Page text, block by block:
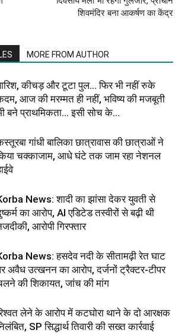
शिवमंदिर बना आकर्षण का केंद्र
MORE FROM AUTHOR
कीचड़ और टूटा पुल… फिर भी नहीं रुके
आज की मरम्मत ही नहीं, भविष्य की मजबूती
बने प्राथमिकता… इसी सोच के...
गांधी बालिका छात्रावास की छात्राओं ने
चक्काजाम, आधे घंटे तक जाम रहा नेशनल
News: शादी का झांसा देकर युवती से
का आरोप, AI एडिटेड तस्वीरों से बढ़ी थी
आरोपी गिरफ्तार
News: हसदेव नदी के सीतामढ़ी रेत घाट
अवैध उत्खनन का आरोप, दर्जनों ट्रैक्टर-टीपर
की शिकायत, जांच की मांग
लेने के आरोप में कटघोरा थाने के दो आरक्षक
SP सिद्धार्थ तिवारी की सख्त कार्रवाई